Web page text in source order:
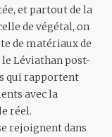
et partout de la
de végétal, on
de matériaux de
Léviathan post-
qui rapportent
avec la
réel.
rejoignent dans